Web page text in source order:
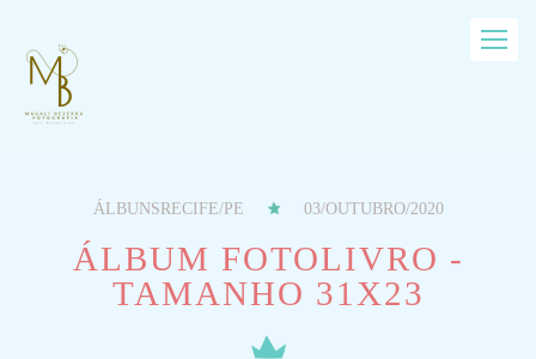
ÁLBUNSRECIFE/PE 03/OUTUBRO/2020
ÁLBUM FOTOLIVRO -
TAMANHO 31X23